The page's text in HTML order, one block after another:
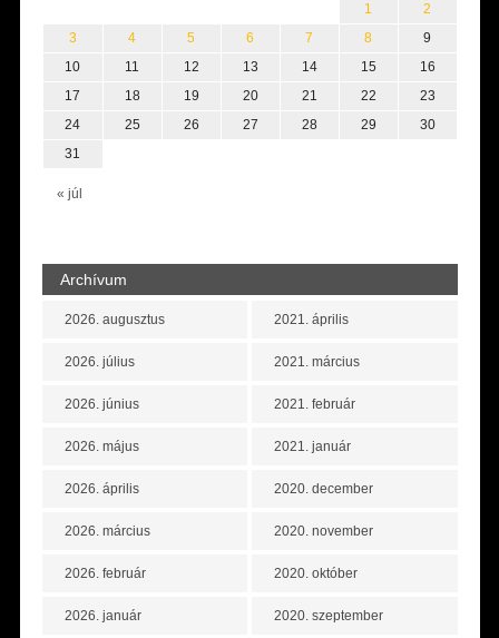
« júl
1
2
3
4 5 6 7 8
9
10
11 12 13 14 15
16
17
18 19 20 21 22
23
24
25 26 27 28 29
30
31
Archívum
2026. augusztus
2026. július
2026. június
2026. május
2026. április
2026. március
2026. február
2026. január
2021. április
2021. március
2021. február
2021. január
2020. december
2020. november
2020. október
2020. szeptember